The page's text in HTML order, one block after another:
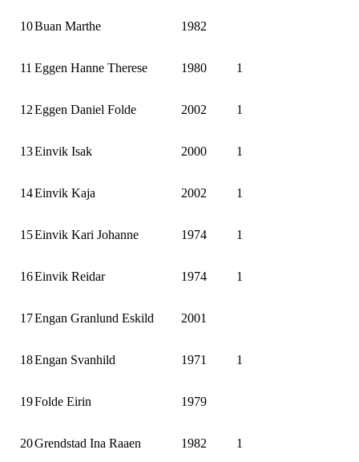
10Buan Marthe 1982
11 Eggen Hanne Therese 1980 1
12Eggen Daniel Folde 2002 1
13Einvik Isak 2000 1
14Einvik Kaja 2002 1
15Einvik Kari Johanne 1974 1
16Einvik Reidar 1974 1
17Engan Granlund Eskild 2001
18Engan Svanhild 1971 1
19Folde Eirin 1979
20Grendstad Ina Raaen 1982 1